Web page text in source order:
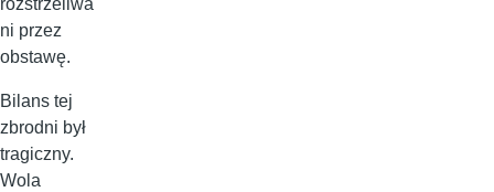
rozstrzeliwa
ni przez
obstawę.
Bilans tej
zbrodni był
tragiczny.
Wola